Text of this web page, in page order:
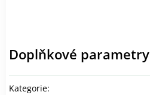
Doplňkové parametry
Kategorie: